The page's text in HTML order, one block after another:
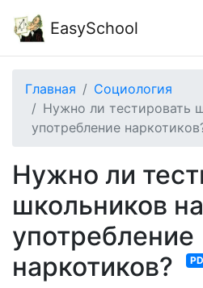
EasySchool
Главная
Социология
Нужно ли тестировать
употребление
Нужно ли
школьников на
употребление
наркотиков?